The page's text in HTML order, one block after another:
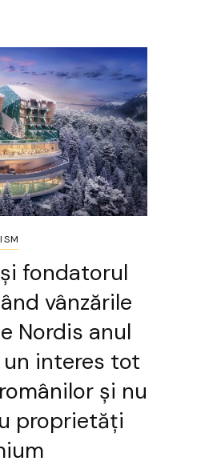
fondatorul
vânzările
Nordis anul
interes tot
și nu
proprietăți